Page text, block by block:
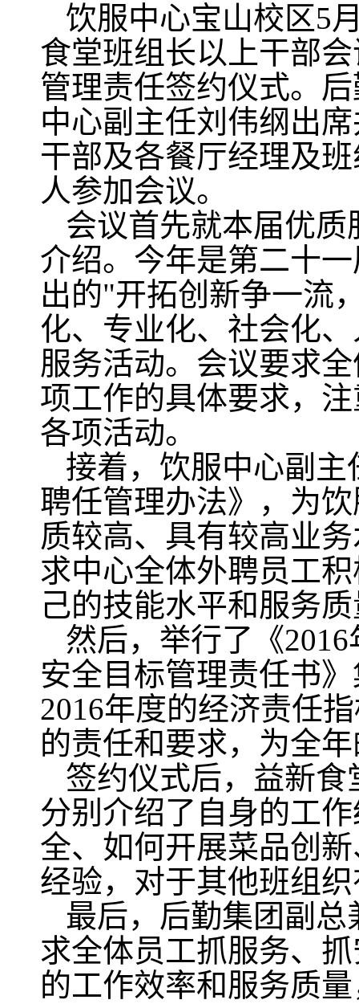
饮服中心宝山校区5
食堂班组长以上干部
管理责任签约仪式。
中心副主任刘伟纲出
干部及各餐厅经理及
人参加会议。
会议首先就本届优
介绍。今年是第二十
出的"开拓创新争一流
化、专业化、社会化
服务活动。会议要求
项工作的具体要求，
各项活动。
接着， 饮服中心副主
聘任管理办法》，为
质较高、具有较高业
求中心全体外聘员工
己的技能水平和服务
然后，举行了 《
安全目标管理责任书》
2016年度的经济责任
的责任和要求，为全
签约仪式后，益新
分别介绍了自身的工
全、如何开展菜品创
经验，对于其他班组
最后， 后勤集团副
求全体员工抓服务、
的工作效率和服务质